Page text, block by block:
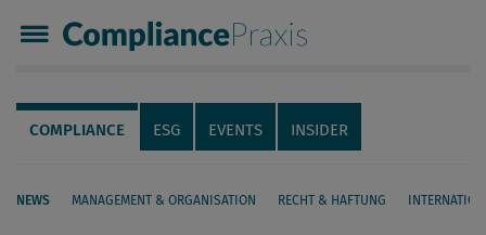
Compliance Praxis
Servicenavigation
Navigation
COMPLIANCE ESG EVENTS INSIDER
NEWS MANAGEMENT & ORGANISATION RECHT & HAFTUNG